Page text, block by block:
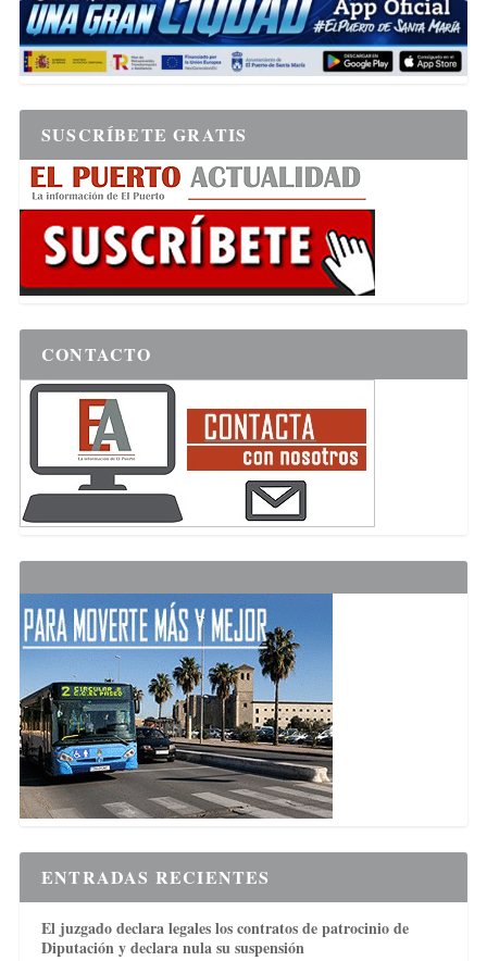
SUSCRÍBETE GRATIS
CONTACTO
ENTRADAS RECIENTES
El juzgado declara legales los contratos de patrocinio de
Diputación y declara nula su suspensión